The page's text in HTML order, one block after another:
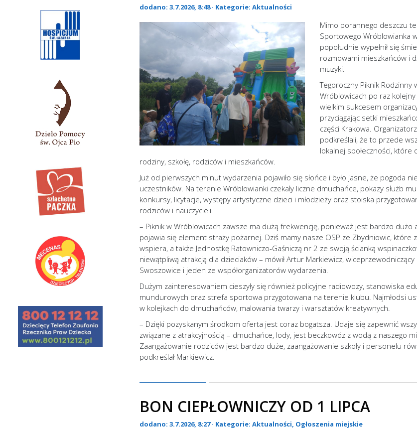
dodano: 3.7.2026, 8:48 · Kategorie: Aktualności
Mimo porannego deszczu
Sportowego Wróblowianka
popołudnie wypełnił się
rozmowami mieszkańców i
muzyki.
Tegoroczny Piknik Rodzinny
Wróblowicach po raz kolejny
wielkim sukcesem
przyciągając setki
części Krakowa.
podkreślali, że to przede
lokalnej społeczności, które
rodziny, szkołę, rodziców i mieszkańców.
Już od pierwszych minut wydarzenia pojawiło się słońce i było jasne, że pogoda
uczestników. Na terenie Wróblowianki czekały liczne dmuchańce, pokazy służb
konkursy, licytacje, występy artystyczne dzieci i młodzieży oraz stoiska
rodziców i nauczycieli.
– Piknik w Wróblowicach zawsze ma dużą frekwencję, ponieważ jest bardzo dużo
pojawia się element straży pożarnej. Dziś mamy nasze OSP ze Zbydniowic, które
wspiera, a także Jednostkę Ratowniczo-Gaśniczą nr 2 ze swoją ścianką
niewątpliwą atrakcją dla dzieciaków – mówił Artur Markiewicz, wiceprzewodniczący
Swoszowice i jeden ze współorganizatorów wydarzenia.
Dużym zainteresowaniem cieszyły się również policyjne radiowozy, stanowiska
mundurowych oraz strefa sportowa przygotowana na terenie klubu. Najmłodsi
w kolejkach do dmuchańców, malowania twarzy i warsztatów kreatywnych.
– Dzięki pozyskanym środkom oferta jest coraz bogatsza. Udaje się zapewnić
związane z atrakcyjnością – dmuchańce, lody, jest beczkowóz z wodą z naszego
Zaangażowanie rodziców jest bardzo duże, zaangażowanie szkoły i personelu
podkreślał Markiewicz.
BON CIEPŁOWNICZY OD 1 LIPCA
dodano: 3.7.2026, 8:27 · Kategorie: Aktualności, Ogłoszenia miejskie